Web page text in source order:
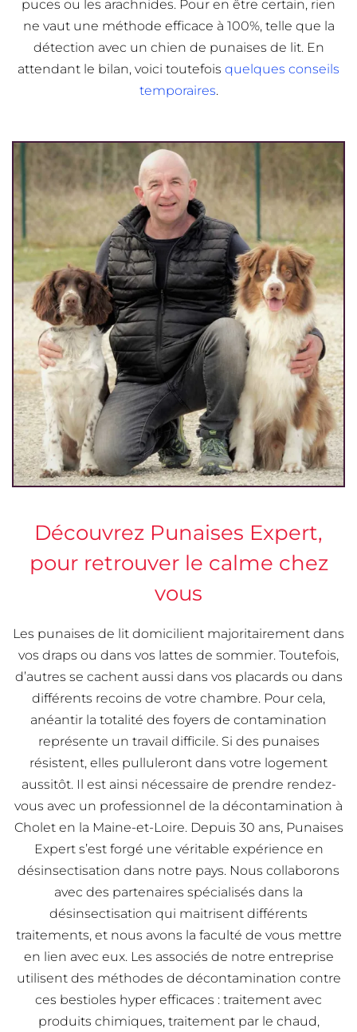
puces ou les arachnides. Pour en être certain, rien
ne vaut une méthode efficace à 100%, telle que la
détection avec un chien de punaises de lit. En
attendant le bilan, voici toutefois quelques conseils
temporaires.
Découvrez Punaises Expert,
pour retrouver le calme chez
vous
Les punaises de lit domicilient majoritairement dans
vos draps ou dans vos lattes de sommier. Toutefois,
d’autres se cachent aussi dans vos placards ou dans
différents recoins de votre chambre. Pour cela,
anéantir la totalité des foyers de contamination
représente un travail difficile. Si des punaises
résistent, elles pulluleront dans votre logement
aussitôt. Il est ainsi nécessaire de prendre rendez-
vous avec un professionnel de la décontamination à
Cholet en la Maine-et-Loire. Depuis 30 ans, Punaises
Expert s’est forgé une véritable expérience en
désinsectisation dans notre pays. Nous collaborons
avec des partenaires spécialisés dans la
désinsectisation qui maitrisent différents
traitements, et nous avons la faculté de vous mettre
en lien avec eux. Les associés de notre entreprise
utilisent des méthodes de décontamination contre
ces bestioles hyper efficaces : traitement avec
produits chimiques, traitement par le chaud,